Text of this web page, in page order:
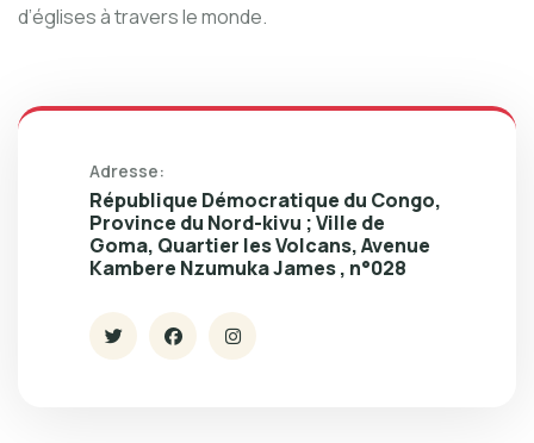
d’églises à travers le monde.
Adresse:
République Démocratique du Congo,
Province du Nord-kivu ; Ville de
Goma, Quartier les Volcans, Avenue
Kambere Nzumuka James , n°028